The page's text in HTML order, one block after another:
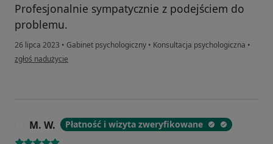
Profesjonalnie sympatycznie z podejściem do
problemu.
26 lipca 2023 • Gabinet psychologiczny • Konsultacja psychologiczna •
w opinii użytkownika Lucyna Węgrzyn
zgłoś nadużycie
M. W. Płatność i wizyta zweryfikowane